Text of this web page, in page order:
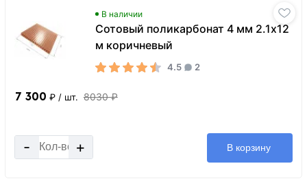
В наличии
Сотовый поликарбонат 4 мм 2.1х12
м коричневый
4.5 2
7 300 ₽ / шт. 8030 ₽
- + В корзину